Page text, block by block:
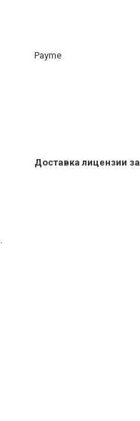
Payme
Доставка лицензии за